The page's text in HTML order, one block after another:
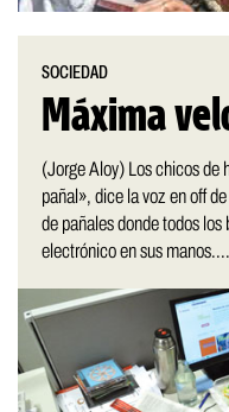
SOCIEDAD
Máxima
(Jorge Aloy) Los chicos de
pañal», dice la voz en off
de pañales donde todos
electrónico en sus manos....